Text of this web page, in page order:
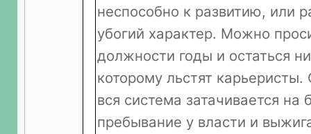
неспособно к развитию, или
убогий характер. Можно
должности годы и остаться
которому льстят карьеристы.
вся система затачивается на
пребывание у власти и